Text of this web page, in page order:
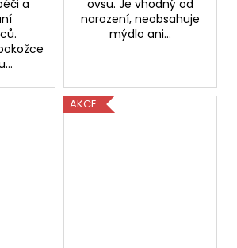
a
ovsu. Je vhodný od
narození, neobsahuje
mýdlo ani...
AKCE